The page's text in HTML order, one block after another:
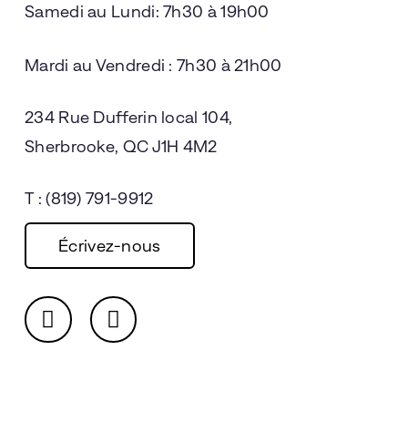
Samedi au Lundi: 7h30 à 19h00
Mardi au Vendredi : 7h30 à 21h00
234 Rue Dufferin local 104,
Sherbrooke, QC J1H 4M2
T : (819) 791-9912
Écrivez-nous